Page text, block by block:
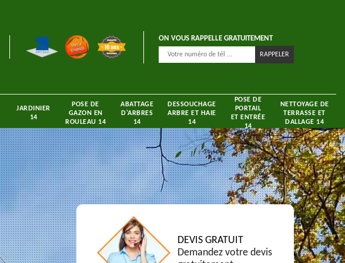
ON VOUS RAPPELLE GRATUITEMENT
JARDINIER
14
POSE DE
GAZON EN
ROULEAU 14
ABATTAGE
D'ARBRES
14
DESSOUCHAGE
ARBRE ET HAIE
14
POSE DE
PORTAIL
ET ENTRÉE
14
NETTOYAGE DE
TERRASSE ET
DALLAGE 14
DEVIS GRATUIT
Demandez votre devis